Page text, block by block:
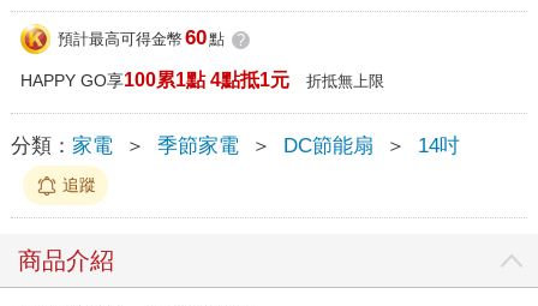
預計最高可得金幣 60點 ?
HAPPY GO享100累1點 4點抵1元 折抵無上限
分類： 家電 ＞ 季節家電 ＞ DC節能扇 ＞ 14吋
追蹤
商品介紹